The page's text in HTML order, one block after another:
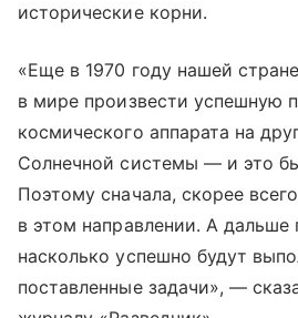
исторические корни.
«Еще в 1970 году нашей
в мире произвести успешную
космического аппарата на
Солнечной системы — и это
Поэтому сначала, скорее
в этом направлении. А дальше
насколько успешно будут
поставленные задачи», —